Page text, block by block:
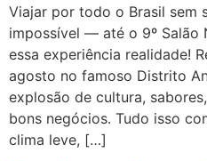
Viajar por todo o Brasil sem
impossível — até o 9º Salão
essa experiência realidade!
agosto no famoso Distrito
explosão de cultura,
bons negócios. Tudo isso
clima leve, […]